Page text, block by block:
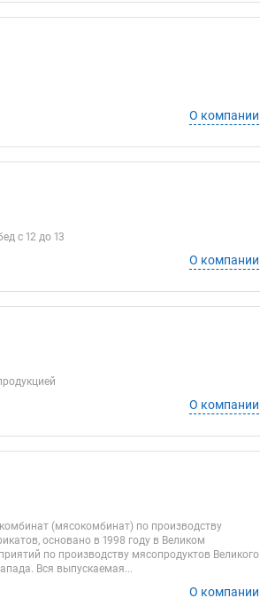
О компании
с 12 до 13
О компании
О компании
(мясокомбинат) по производству
основано в 1998 году в Великом
по производству мясопродуктов Великого
Вся выпускаемая...
О компании